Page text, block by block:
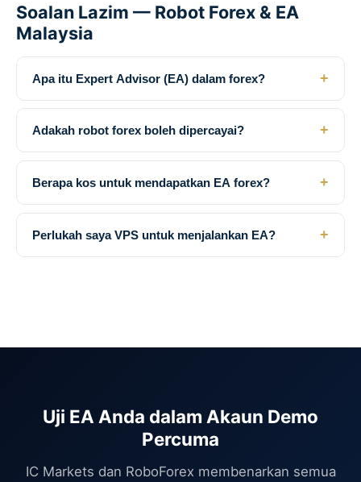
Soalan Lazim — Robot Forex & EA
Malaysia
Apa itu Expert Advisor (EA) dalam forex? +
Adakah robot forex boleh dipercayai? +
Berapa kos untuk mendapatkan EA forex? +
Perlukah saya VPS untuk menjalankan EA? +
Uji EA Anda dalam Akaun Demo
Percuma
IC Markets dan RoboForex membenarkan semua